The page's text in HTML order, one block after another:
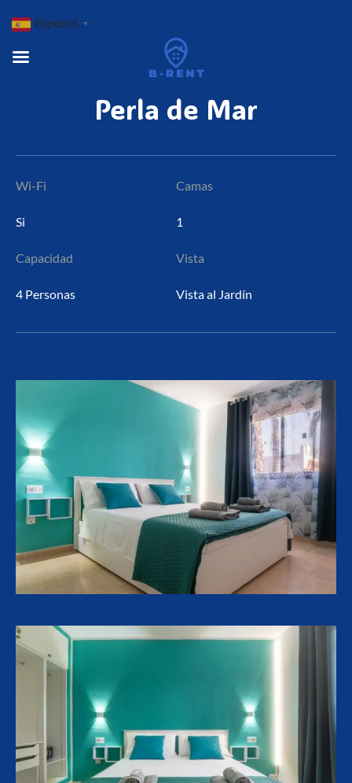
Perla de Mar
Wi-Fi
Si
Camas
1
Capacidad
4 Personas
Vista
Vista al Jardín
Español ▼